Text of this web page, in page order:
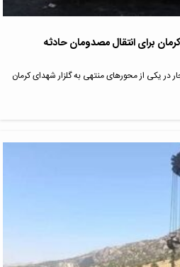
سی۱۳۰ ارتش به کرمان برای انتقال مصدومان حادثه
در یکی از محورهای منتهی به گلزار شهدای کرمان